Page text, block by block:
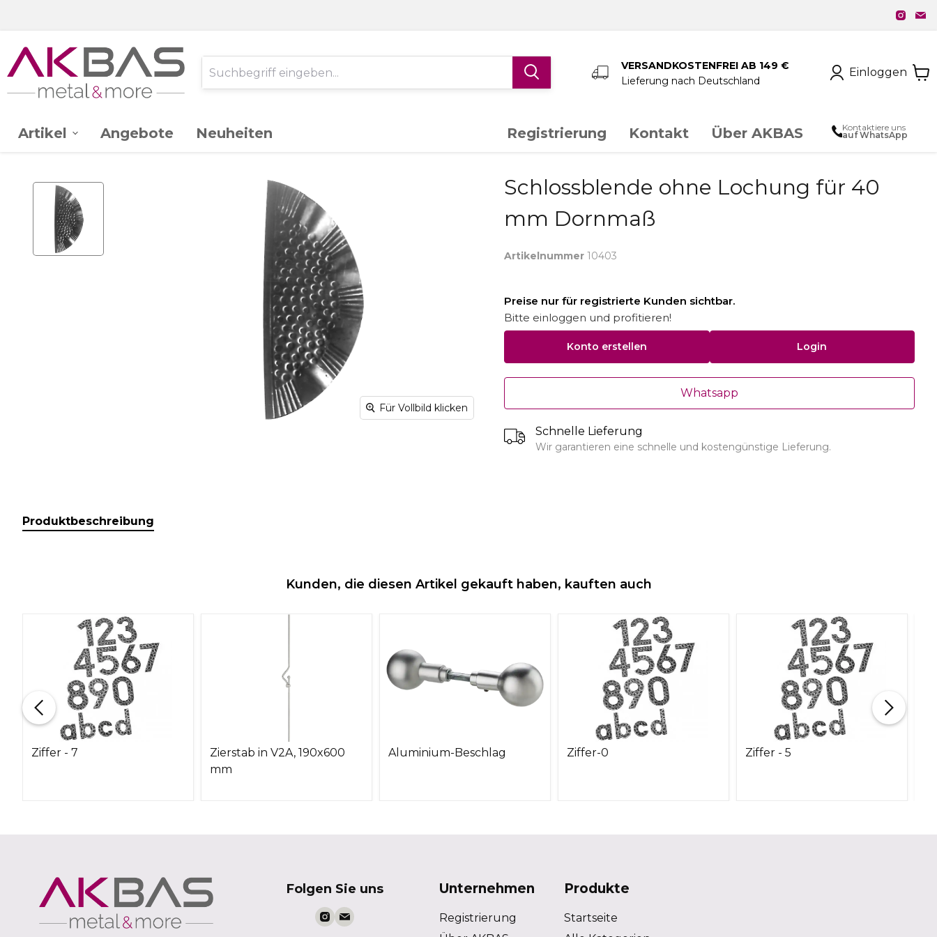
VERSANDKOSTENFREI AB 149 €
Lieferung nach Deutschland
Einloggen
Artikel
Ganzglassystem
Glas Schiebetor-System
Messing
Angebote Neuheiten Registrierung Kontakt Über AKBAS Kontaktiere uns
auf WhatsApp
Für Vollbild klicken
Schlossblende ohne Lochung für 40
mm Dornmaß
Artikelnummer10403
Preise nur für registrierte Kunden sichtbar.
Bitte einloggen und profitieren!
Konto erstellen Login
Whatsapp
Schnelle Lieferung
Wir garantieren eine schnelle und kostengünstige Lieferung.
Produktbeschreibung
Kunden, die diesen Artikel gekauft haben, kauften auch
Ziffer - 7
Zierstab in V2A, 190x600
mm
Aluminium-Beschlag Ziffer-0 Ziffer - 5
Folgen Sie uns Unternehmen
Registrierung
Produkte
Startseite